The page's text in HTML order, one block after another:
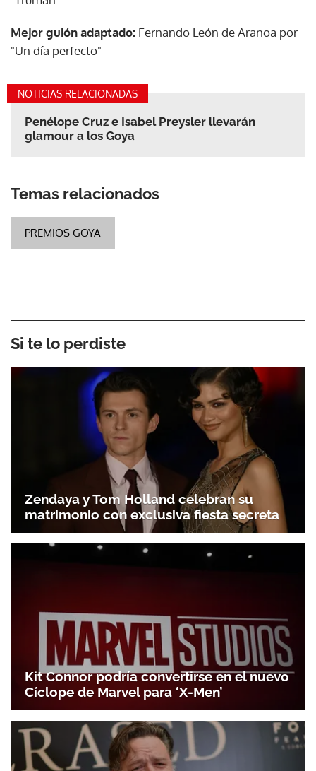
Mejor guión adaptado: Fernando León de Aranoa por
"Un día perfecto"
NOTICIAS RELACIONADAS
Penélope Cruz e Isabel Preysler llevarán
glamour a los Goya
Temas relacionados
PREMIOS GOYA
Si te lo perdiste
Zendaya y Tom Holland celebran su
matrimonio con exclusiva fiesta secreta
Kit Connor podría convertirse en el nuevo
Cíclope de Marvel para ‘X-Men’